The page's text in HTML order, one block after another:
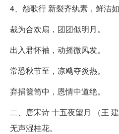
4、怨歌行 新裂齐纨素，鲜洁如
裁为合欢扇，团团似明月。
出入君怀袖，动摇微风发。
常恐秋节至，凉飚夺炎热。
弃捐箧笥中，恩情中道绝。
二、唐宋诗 十五夜望月 （王
无声湿桂花。